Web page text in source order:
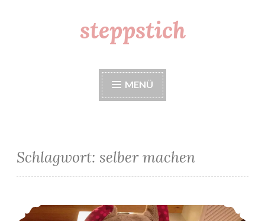
steppstich
MENÜ
Schlagwort: selber machen
Plüschtiere mit Glubschaugen